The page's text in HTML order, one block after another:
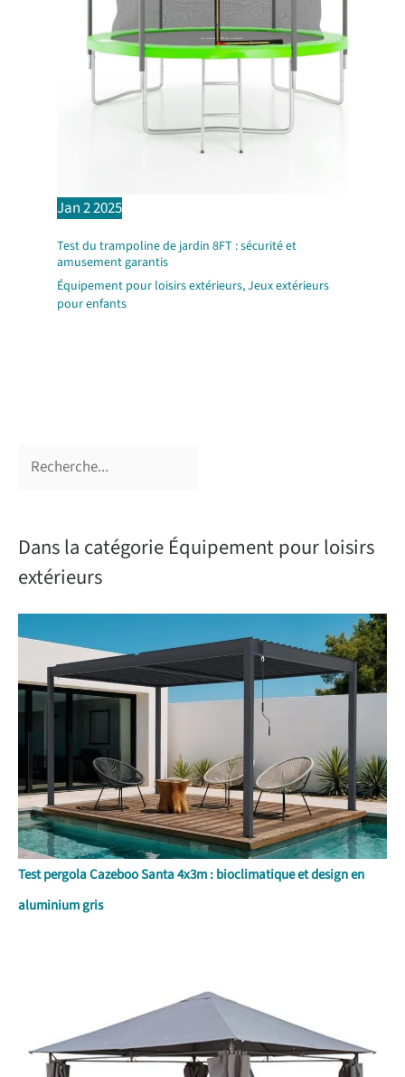
Jan22025
Test du trampoline de jardin 8FT : sécurité et
amusement garantis
Équipement pour loisirs extérieurs,Jeux extérieurs
pour enfants
Dans la catégorie Équipement pour loisirs
extérieurs
Test pergola Cazeboo Santa 4x3m : bioclimatique et design en
aluminium gris